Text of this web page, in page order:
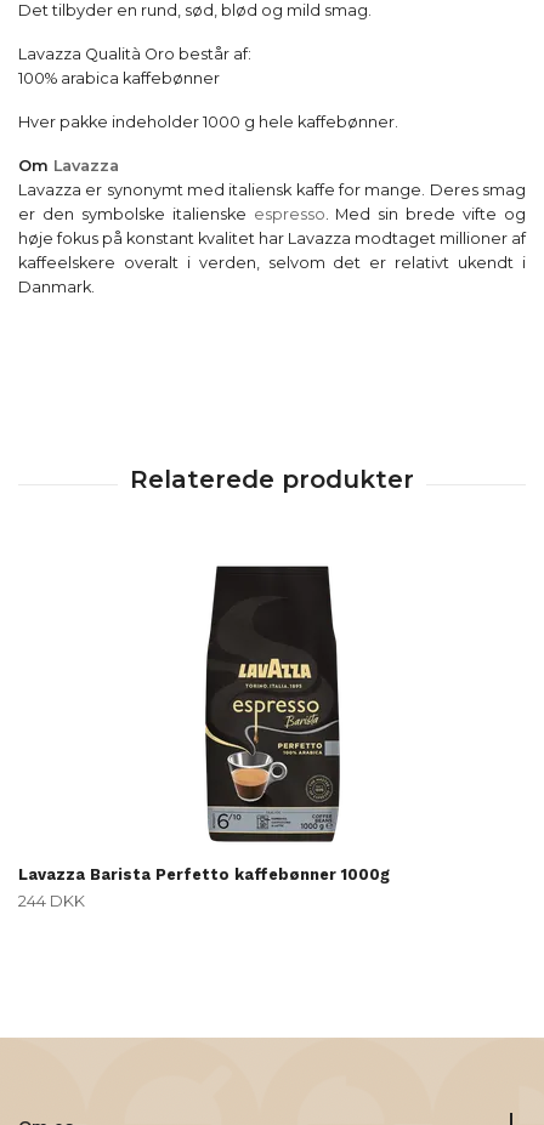
Det tilbyder en rund, sød, blød og mild smag.
Lavazza Qualità Oro består af:
100% arabica kaffebønner
Hver pakke indeholder 1000 g hele kaffebønner.
Om Lavazza
Lavazza er synonymt med italiensk kaffe for mange. Deres smag
er den symbolske italienske espresso. Med sin brede vifte og
høje fokus på konstant kvalitet har Lavazza modtaget millioner af
kaffeelskere overalt i verden, selvom det er relativt ukendt i
Danmark.
Lavazza Barista Perfetto kaffebønner 1000g
244 DKK